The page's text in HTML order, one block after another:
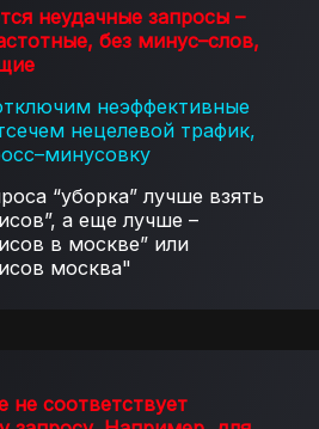
неудачные запросы –
без минус–слов,
неэффективные
нецелевой трафик,
“уборка” лучше взять
а еще лучше –
в москве” или
москва"
не соответствует